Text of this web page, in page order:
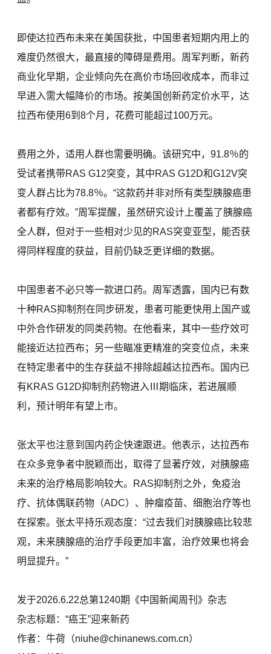
即使达拉西布未来在美国获批，中国患者短期内用上的
难度仍然很大，最直接的障碍是费用。周军判断，新药
商业化早期，企业倾向先在高价市场回收成本，而非过
早进入需大幅降价的市场。按美国创新药定价水平，达
拉西布使用6到8个月，花费可能超过100万元。
费用之外，适用人群也需要明确。该研究中，91.8％的
受试者携带RAS G12突变，其中RAS G12D和G12V突
变人群占比为78.8％。“这款药并非对所有类型胰腺癌患
者都有疗效。”周军提醒，虽然研究设计上覆盖了胰腺癌
全人群，但对于一些相对少见的RAS突变亚型，能否获
得同样程度的获益，目前仍缺乏更详细的数据。
中国患者不必只等一款进口药。周军透露，国内已有数
十种RAS抑制剂在同步研发，患者可能更快用上国产或
中外合作研发的同类药物。在他看来，其中一些疗效可
能接近达拉西布；另一些瞄准更精准的突变位点，未来
在特定患者中的生存获益不排除超越达拉西布。国内已
有KRAS G12D抑制剂药物进入Ⅲ期临床，若进展顺
利，预计明年有望上市。
张太平也注意到国内药企快速跟进。他表示，达拉西布
在众多竞争者中脱颖而出，取得了显著疗效，对胰腺癌
未来的治疗格局影响较大。RAS抑制剂之外，免疫治
疗、抗体偶联药物（ADC）、肿瘤疫苗、细胞治疗等也
在探索。张太平持乐观态度：“过去我们对胰腺癌比较悲
观，未来胰腺癌的治疗手段更加丰富，治疗效果也将会
明显提升。”
发于2026.6.22总第1240期《中国新闻周刊》杂志
杂志标题：“癌王”迎来新药
作者：牛荷（niuhe@chinanews.com.cn）